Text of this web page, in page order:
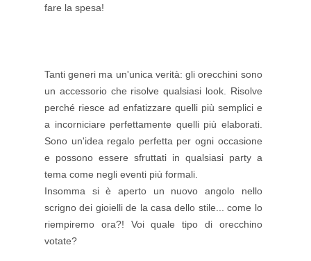
fare la spesa!
Tanti generi ma un'unica verità: gli orecchini sono
un accessorio che risolve qualsiasi look. Risolve
perché riesce ad enfatizzare quelli più semplici e
a incorniciare perfettamente quelli più elaborati.
Sono un'idea regalo perfetta per ogni occasione
e possono essere sfruttati in qualsiasi party a
tema come negli eventi più formali.
Insomma si è aperto un nuovo angolo nello
scrigno dei gioielli de la casa dello stile... come lo
riempiremo ora?! Voi quale tipo di orecchino
votate?